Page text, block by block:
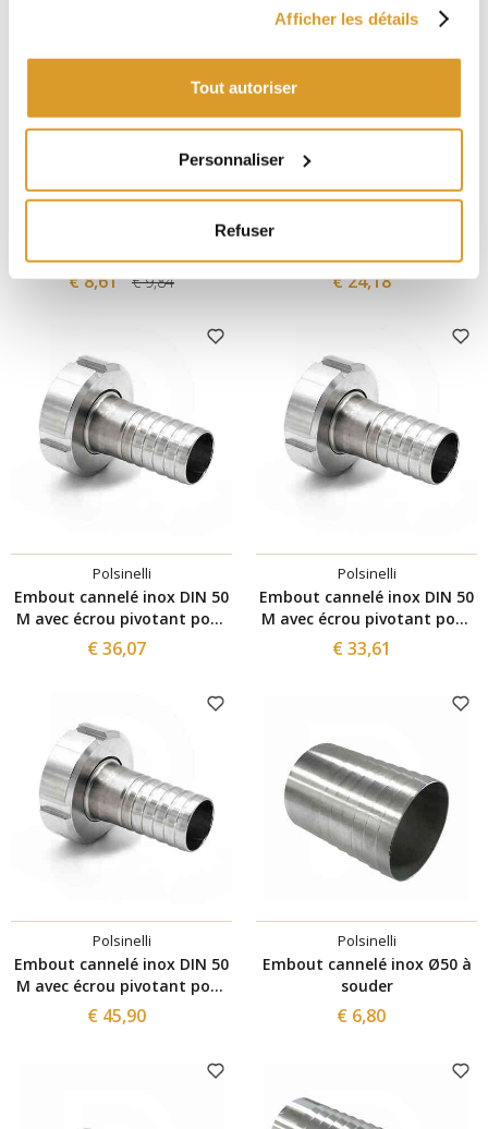
Afficher les détails
Tout autoriser
Personnaliser
Refuser
Polsinelli
Bouchon Inox femelle DIN 25
€ 8,61 € 9,84
Polsinelli
Embout cannelé inox DIN 32
€ 24,18
Polsinelli
Embout cannelé inox DIN 50
M avec écrou pivotant pour
tuyau ⌀30
€ 36,07
Polsinelli
Embout cannelé inox DIN 50
M avec écrou pivotant pour
tuyau ⌀40
€ 33,61
Polsinelli
Embout cannelé inox DIN 50
M avec écrou pivotant pour
tuyau ⌀50
€ 45,90
Polsinelli
Embout cannelé inox Ø50 à
souder
€ 6,80